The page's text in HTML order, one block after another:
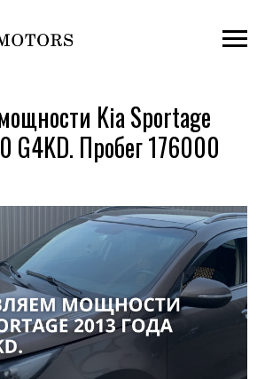
Kia Sportage
G4KD. Пробег 176000